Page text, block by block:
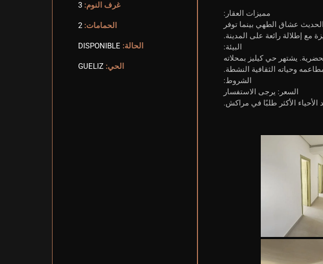
مميزات العقار:
عشاق الطهي بينما توفر
مع إطلالة رائعة على المدينة.
البيئة:
يشتهر حي كيليز بمحلاته
وحياته الثقافية النشطة.
الشروط:
السعر: يرجى الاستفسار
الأحياء الأكثر طلبًا في مراكش.
غرف النوم: 3
الحمامات: 2
الحالة: DISPONIBLE
الحي: GUELIZ